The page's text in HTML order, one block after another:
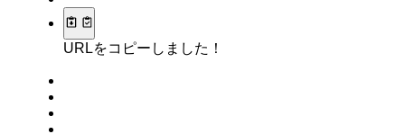
URLをコピーしました！